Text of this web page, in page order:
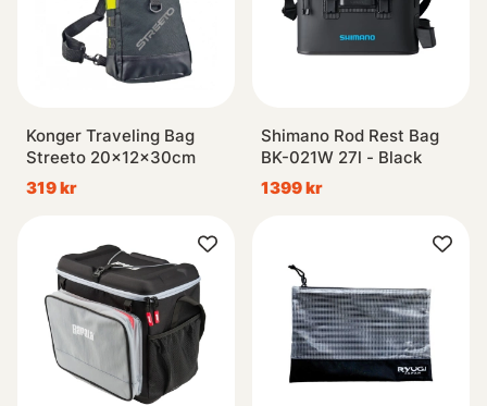
Konger Traveling Bag
Streeto 20x12x30cm
319 kr
Shimano Rod Rest Bag
BK-021W 27l - Black
1399 kr